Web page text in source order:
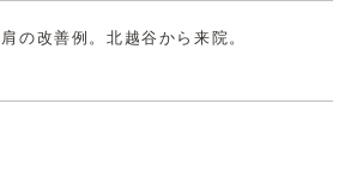
の改善例。北越谷から来院。